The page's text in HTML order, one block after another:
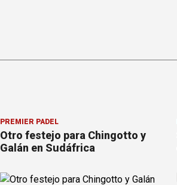
PREMIER PÁDEL
Otro festejo para Chingotto y
Galán en Sudáfrica